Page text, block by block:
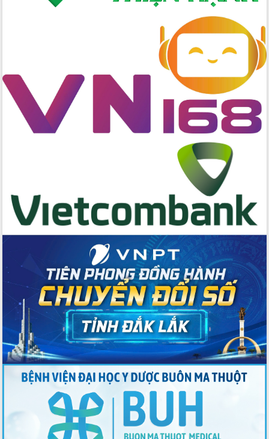
kiểm tra, chỉ đạo hoàn thành các dự
án cao tốc và thăm khu tái định cư tại
Đắk Lắk
Sôi nổi Hội đua ngựa truyền thống Gò
Thì Thùng mừng Xuân Bính Ngọ 2026
UBND tỉnh Đắk Lắk triển khai công tác
quốc phòng, quân sự địa phương năm
2026
Đắk Lắk tập trung toàn lực khắc phục
tồn tại IUU, sẵn sàng làm việc với
Chủ tịch UBND tỉnh Tạ Anh Tuấn thăm,
chúc mừng các bệnh viện nhân Ngày
Thầy thuốc Việt Nam
Rộn ràng lễ hội truyền thống Sông
nước Đà Nông lần thứ I năm 2026
Kỳ họp Chuyên đề lần thứ Năm, HĐND
tỉnh Đắk Lắk thông qua các nghị quyết
quan trọng
Thống nhất danh sách giới thiệu ứng
cử đại biểu Quốc hội khoá XVI và đại
biểu HĐND tỉnh Đắk Lắk, nhiệm kỳ
2026-2031
Phát động hai phong trào thi đua quan